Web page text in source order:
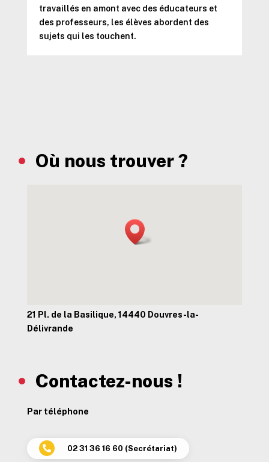
travaillés en amont avec des éducateurs et
des professeurs, les élèves abordent des
sujets qui les touchent.
Où nous trouver ?
21 Pl. de la Basilique, 14440 Douvres-la-
Délivrande
Contactez-nous !
Par téléphone
 02 31 36 16 60 (Secrétariat)